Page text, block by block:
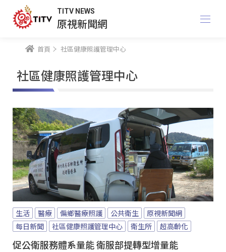
TITV NEWS
原視新聞網
首頁 社區健康照護管理中心
社區健康照護管理中心
生活 醫療 偏鄉醫療照護 公共衛生
原視新聞網
每日新聞
社區健康照護管理中心 衛生所 超高齡化
促公衛服務體系量能 衛服部提轉型增量能